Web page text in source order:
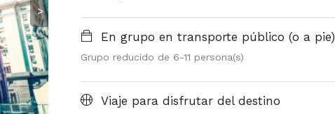
>
En grupo en transporte público (o a pie)
Grupo reducido de 6-11 persona(s)
Viaje para disfrutar del destino